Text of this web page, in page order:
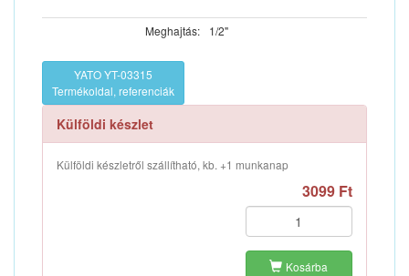
Meghajtás: 1/2"
YATO YT-03315
Termékoldal, referenciák
Külföldi készlet
Külföldi készletről szállítható, kb. +1 munkanap
3099 Ft
Kosárba